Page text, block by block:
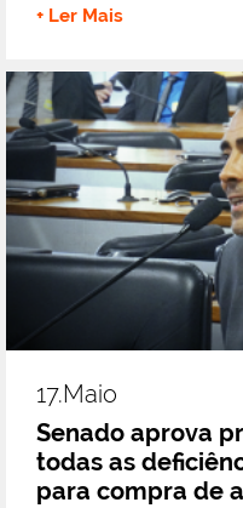
+ Ler Mais
17.maio
Senado aprova
todas as
para compra de